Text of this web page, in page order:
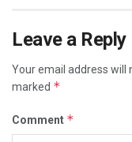
Leave a Reply
Your email address will
marked *
Comment *